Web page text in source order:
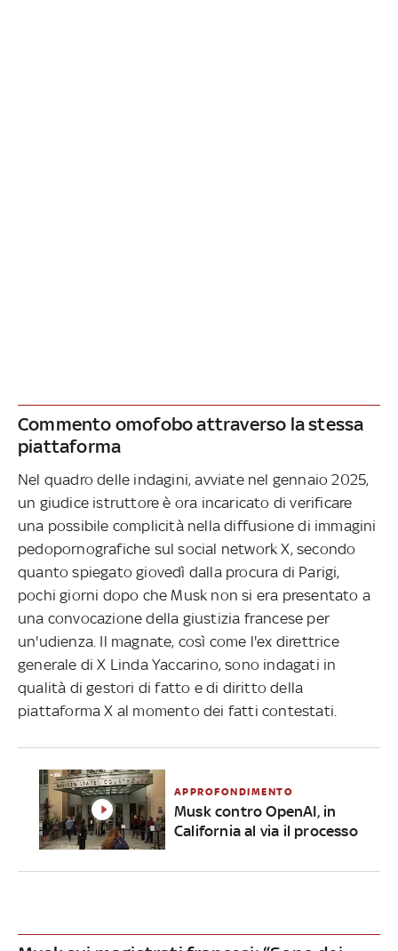
Commento omofobo attraverso la stessa
piattaforma
Nel quadro delle indagini, avviate nel gennaio 2025,
un giudice istruttore è ora incaricato di verificare
una possibile complicità nella diffusione di immagini
pedopornografiche sul social network X, secondo
quanto spiegato giovedì dalla procura di Parigi,
pochi giorni dopo che Musk non si era presentato a
una convocazione della giustizia francese per
un'udienza. Il magnate, così come l'ex direttrice
generale di X Linda Yaccarino, sono indagati in
qualità di gestori di fatto e di diritto della
piattaforma X al momento dei fatti contestati.
APPROFONDIMENTO
Musk contro OpenAI, in
California al via il processo